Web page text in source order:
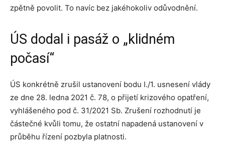
zpětně povolit. To navíc bez jakéhokoliv odůvodnění.
ÚS dodal i pasáž o „klidném
počasí“
ÚS konkrétně zrušil ustanovení bodu I./1. usnesení vlády
ze dne 28. ledna 2021 č. 78, o přijetí krizového opatření,
vyhlášeného pod č. 31/2021 Sb. Zrušení rozhodnutí je
částečné kvůli tomu, že ostatní napadená ustanovení v
průběhu řízení pozbyla platnosti.